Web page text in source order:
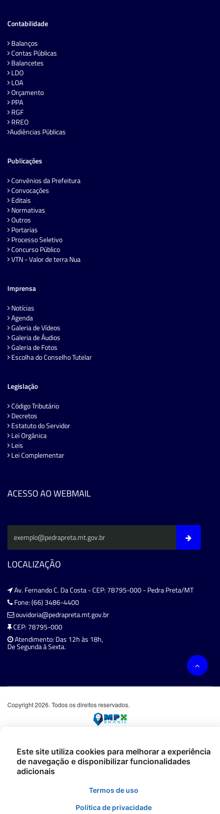
Contabilidade
Balanços
Contas Públicas
Balancetes
LDO
LOA
Orçamento
PPA
RGF
RREO
Audiências Públicas
Publicações
Convênios da Prefeitura
Convocações
Editais
Normativas
Outros
Portarias
Processo Seletivo
Concurso Público
VTN - Valor de terra Nua
Imprensa
Notícias
Agenda
Galeria de Vídeos
Galeria de Áudios
Galeria de Fotos
Escolha do Conselho Tutelar
Legislação
Código Tributário
Decretos
Estatuto do Servidor
Lei Orgânica
Leis
Lei Complementar
ACESSO AO WEBMAIL
LOCALIZAÇÃO
Av. Fernando C. Da Costa - CEP: 78795-000 - Pedra Preta/MT
Fone: (66) 3486-4400
ouvidoria@pedrapreta.mt.gov.br
CEP: 78795-000
Atendimento: Das 12h às 18h,
De Segunda à Sexta.
Copyright 2026. Todos os direitos reservados.
Este site utiliza cookies para melhorar a experiência
de navegação e disponibilizar funcionalidades
adicionais
Termos de uso
Política de privacidade